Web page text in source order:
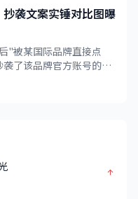
袭文案实锤对比图曝
"被某国际品牌直接点
了该品牌官方账号的内